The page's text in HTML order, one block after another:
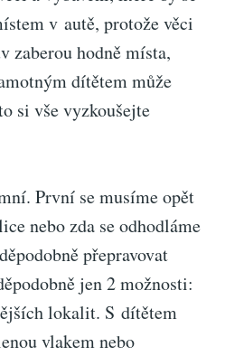
v autě, protože věci
zaberou hodně místa,
dítětem může
si vše vyzkoušejte
První se musíme opět
nebo zda se odhodláme
přepravovat
jen 2 možnosti:
lokalit. S dítětem
vlakem nebo